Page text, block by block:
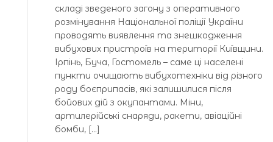
складі зведеного загону з оперативного
розмінування Національної поліції України
проводять виявлення та знешкодження
вибухових пристроїв на території Київщини.
Ірпінь, Буча, Гостомель – саме ці населені
пункти очищають вибухотехніки від різного
роду боєприпасів, які залишилися після
бойових дій з окупантами. Міни,
артилерійські снаряди, ракети, авіаційні
бомби, […]